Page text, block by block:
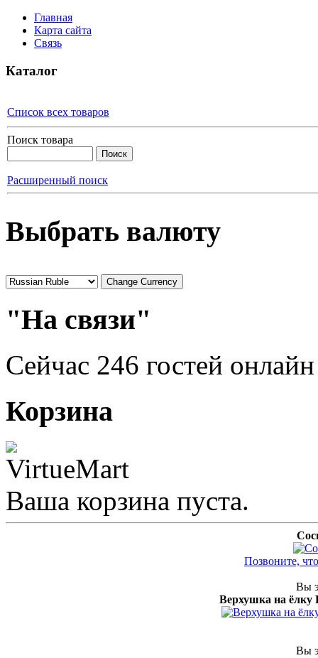
Главная
Карта сайта
Связь
Каталог
Список всех товаров
Поиск товара
Расширенный поиск
Выбрать валюту
"На связи"
Сейчас 246 гостей онлайн
Корзина
Ваша корзина пуста.
Позвоните,
Вы
Верхушка на ёлку
Вы